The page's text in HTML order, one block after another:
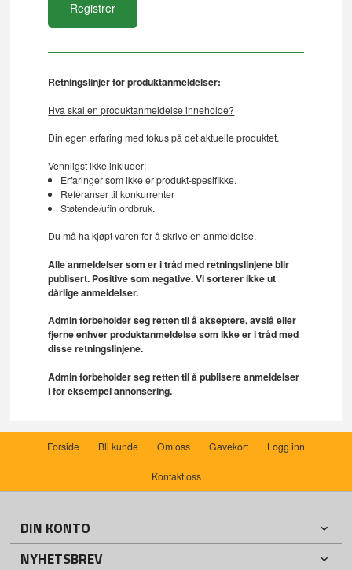
Retningslinjer for produktanmeldelser:
Hva skal en produktanmeldelse inneholde?
Din egen erfaring med fokus på det aktuelle produktet.
Vennligst ikke inkluder:
Erfaringer som ikke er produkt-spesifikke.
Referanser til konkurrenter
Støtende/ufin ordbruk.
Du må ha kjøpt varen for å skrive en anmeldelse.
Alle anmeldelser som er i tråd med retningslinjene blir
publisert. Positive som negative. Vi sorterer ikke ut
dårlige anmeldelser.
Admin forbeholder seg retten til å akseptere, avslå eller
fjerne enhver produktanmeldelse som ikke er i tråd med
disse retningslinjene.
Admin forbeholder seg retten til å publisere anmeldelser
i for eksempel annonsering.
Forside Bli kunde Om oss Gavekort Logg inn
Kontakt oss
DIN KONTO
NYHETSBREV